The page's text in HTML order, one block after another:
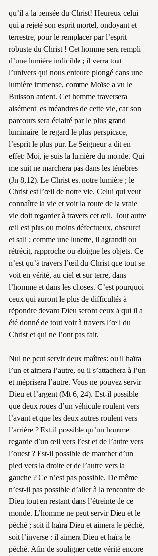
qu’il a la pensée du Christ! Heureux celui
qui a rejeté son esprit mortel, ondoyant et
terrestre, pour le remplacer par l’esprit
robuste du Christ ! Cet homme sera rempli
d’une lumière indicible ; il verra tout
l’univers qui nous entoure plongé dans une
lumière immense, comme Moïse a vu le
Buisson ardent. Cet homme traversera
aisément les méandres de cette vie, car son
parcours sera éclairé par le plus grand
luminaire, le regard le plus perspicace,
l’esprit le plus pur. Le Seigneur a dit en
effet: Moi, je suis la lumière du monde. Qui
me suit ne marchera pas dans les ténèbres
(Jn 8,12). Le Christ est notre lumière ; le
Christ est l’œil de notre vie. Celui qui veut
connaître la vie et voir la route de la vraie
vie doit regarder à travers cet œil. Tout autre
œil est plus ou moins défectueux, obscurci
et sali ; comme une lunette, il agrandit ou
rétrécit, rapproche ou éloigne les objets. Ce
n’est qu’à travers l’œil du Christ que tout se
voit en vérité, au ciel et sur terre, dans
l’homme et dans les choses. C’est pourquoi
ceux qui auront le plus de difficultés à
répondre devant Dieu seront ceux à qui il a
été donné de tout voir à travers l’œil du
Christ et qui ne l’ont pas fait.
Nul ne peut servir deux maîtres: ou il haïra
l’un et aimera l’autre, ou il s’attachera à l’un
et méprisera l’autre. Vous ne pouvez servir
Dieu et l’argent (Mt 6, 24). Est-il possible
que deux roues d’un véhicule roulent vers
l’avant et que les deux autres roulent vers
l’arrière ? Est-il possible qu’un homme
regarde d’un œil vers l’est et de l’autre vers
l’ouest ? Est-il possible de marcher d’un
pied vers la droite et de l’autre vers la
gauche ? Ce n’est pas possible. De même
n’est-il pas possible d’aller à la rencontre de
Dieu tout en restant dans l’étreinte de ce
monde. L’homme ne peut servir Dieu et le
péché ; soit il haïra Dieu et aimera le péché,
soit l’inverse : il aimera Dieu et haïra le
péché. Afin de souligner cette vérité encore